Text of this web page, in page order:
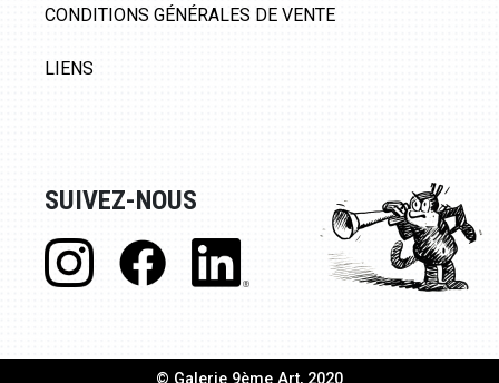
CONDITIONS GÉNÉRALES DE VENTE
LIENS
SUIVEZ-NOUS
© Galerie 9ème Art, 2020